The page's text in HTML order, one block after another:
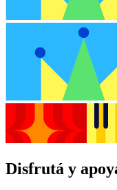
Disfrutá y